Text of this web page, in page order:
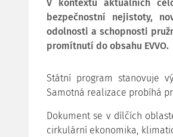
V kontextu aktuálních
bezpečnostní nejistoty,
odolnosti a schopnosti
promítnutí do obsahu EVVO.
Státní program stanovuje
Samotná realizace probíhá
Dokument se v dílčích
cirkulární ekonomika,